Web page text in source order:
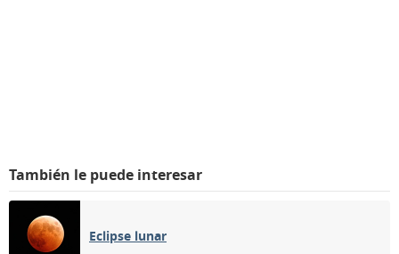
También le puede interesar
Eclipse lunar